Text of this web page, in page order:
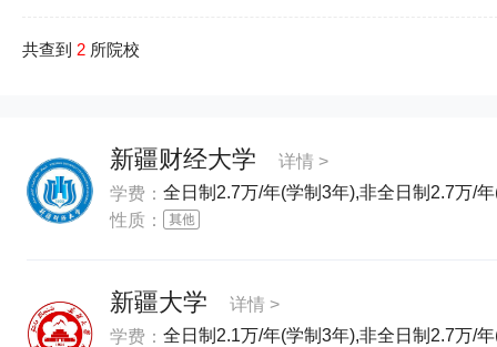
共查到 2 所院校
新疆财经大学
详情 >
学费： 全日制2.7万/年(学制3年),非全日制2.7万/
性质：
新疆大学
详情 >
学费： 全日制2.1万/年(学制3年),非全日制2.7万/